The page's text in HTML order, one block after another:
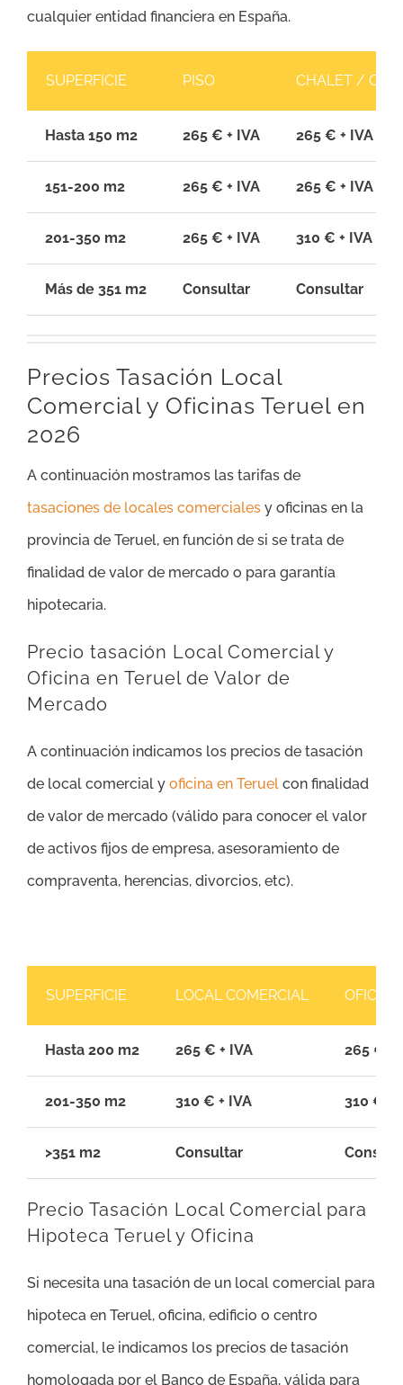
cualquier entidad financiera en España.
SUPERFICIE PISO CHALET /
Hasta 150 m2 265 € + IVA 265 € + IVA
151-200 m2 265 € + IVA 265 € + IVA
201-350 m2 265 € + IVA 310 € + IVA
Más de 351 m2 Consultar Consultar
Precios Tasación Local
Comercial y Oficinas Teruel en
2026
A continuación mostramos las tarifas de
tasaciones de locales comerciales y oficinas en la
provincia de Teruel, en función de si se trata de
finalidad de valor de mercado o para garantía
hipotecaria.
Precio tasación Local Comercial y
Oficina en Teruel de Valor de
Mercado
A continuación indicamos los precios de tasación
de local comercial y oficina en Teruel con finalidad
de valor de mercado (válido para conocer el valor
de activos fijos de empresa, asesoramiento de
compraventa, herencias, divorcios, etc).
SUPERFICIE LOCAL COMERCIAL OFICINA
Hasta 200 m2 265 € + IVA 265 € +
201-350 m2 310 € + IVA 310 € +
>351 m2 Consultar
Precio Tasación Local Comercial para
Hipoteca Teruel y Oficina
Si necesita una tasación de un local comercial para
hipoteca en Teruel, oficina, edificio o centro
comercial, le indicamos los precios de tasación
homologada por el Banco de España, válida para